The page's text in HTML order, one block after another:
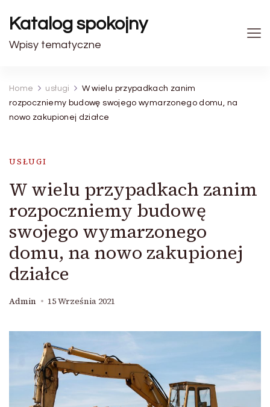
Katalog spokojny
Wpisy tematyczne
Home usługi
W wielu przypadkach zanim
rozpoczniemy budowę swojego wymarzonego domu, na
nowo zakupionej działce
USŁUGI
W wielu przypadkach zanim
rozpoczniemy budowę
swojego wymarzonego
domu, na nowo zakupionej
działce
Admin 15 Września 2021